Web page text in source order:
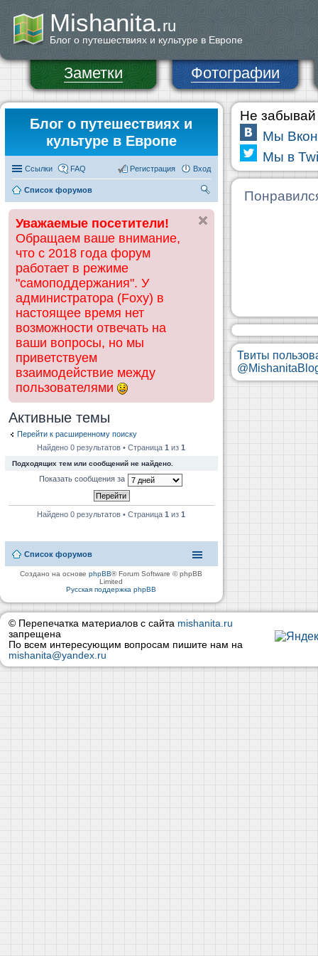
Mishanita.ru
Блог о путешествиях и культуре в Европе
Заметки Фотографии
Блог о путешествиях и
культуре в Европе
Ссылки FAQ Вход
Регистрация
Список форумов
ск
Уважаемые посетители!
Обращаем ваше внимание,
что с 2018 года форум
работает в режиме
"самоподдержания". У
администратора (Foxy) в
настоящее время нет
возможности отвечать на
ваши вопросы, но мы
приветствуем
взаимодействие между
пользователями
Активные темы
Перейти к расширенному поиску
Найдено 0 результатов • Страница1 из1
Подходящих тем или сообщений не найдено.
Показать сообщения за
Найдено 0 результатов • Страница1 из1
Список форумов
Создано на основеphpBB® Forum Software © phpBB
Limited
Русская поддержка phpBB
Не забывай
Мы
Мы в
Твиты
© Перепечатка материалов с сайта mishanita.ru
запрещена
По всем интересующим вопросам пишите нам на
mishanita@yandex.ru